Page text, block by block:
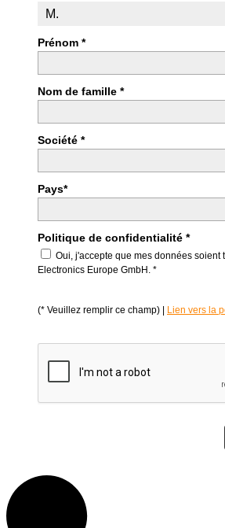
Prénom *
Nom de famille *
Société *
Pays*
Politique de confidentialité *
Oui, j'accepte que mes données
Electronics Europe GmbH. *
(* Veuillez remplir ce champ) | Lien vers la